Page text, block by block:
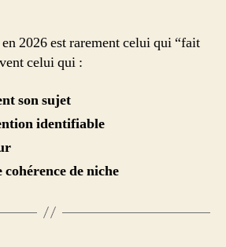
2026 est rarement celui qui “fait
celui qui :
son sujet
identifiable
de niche